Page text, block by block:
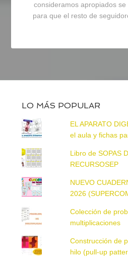
consideramos apropiados
para que el resto de
LO MÁS POPULAR
EL APARATO
el aula y fichas
Libro de SOPAS
RECURSOSEP
NUEVO
2026
Colección de
multiplicaciones
Construcción de
hilo (pull-up